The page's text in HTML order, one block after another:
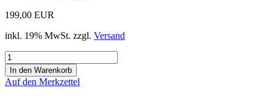
199,00 EUR
inkl. 19% MwSt. zzgl. Versand
Auf den Merkzettel